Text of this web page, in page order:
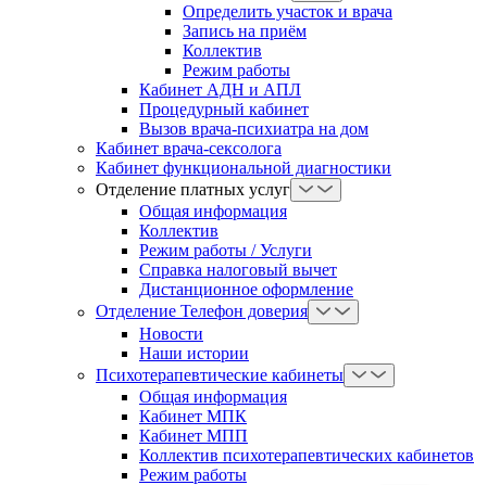
Определить участок и врача
Запись на приём
Коллектив
Режим работы
Кабинет АДН и АПЛ
Процедурный кабинет
Вызов врача-психиатра на дом
Кабинет врача-сексолога
Кабинет функциональной диагностики
Отделение платных услуг
Общая информация
Коллектив
Режим работы / Услуги
Справка налоговый вычет
Дистанционное оформление
Отделение Телефон доверия
Новости
Наши истории
Психотерапевтические кабинеты
Общая информация
Кабинет МПК
Кабинет МПП
Коллектив психотерапевтических кабинетов
Режим работы